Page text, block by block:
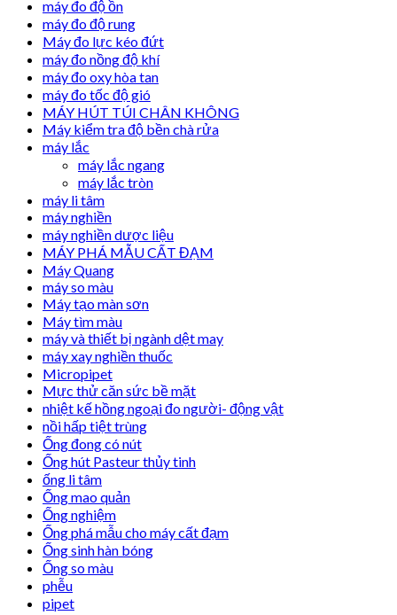
máy đo độ ồn
máy đo độ rung
Máy đo lực kéo đứt
máy đo nồng độ khí
máy đo oxy hòa tan
máy đo tốc độ gió
MÁY HÚT TÚI CHÂN KHÔNG
Máy kiểm tra độ bền chà rửa
máy lắc
máy lắc ngang
máy lắc tròn
máy li tâm
máy nghiền
máy nghiền dược liệu
MÁY PHÁ MẪU CẤT ĐẠM
Máy Quang
máy so màu
Máy tạo màn sơn
Máy tìm màu
máy và thiết bị ngành dệt may
máy xay nghiền thuốc
Micropipet
Mực thử căn sức bề mặt
nhiệt kế hồng ngoại đo người- động vật
nồi hấp tiệt trùng
Ống đong có nút
Ống hút Pasteur thủy tinh
ống li tâm
Ống mao quản
Ống nghiệm
Ống phá mẫu cho máy cất đạm
Ống sinh hàn bóng
Ống so màu
phễu
pipet